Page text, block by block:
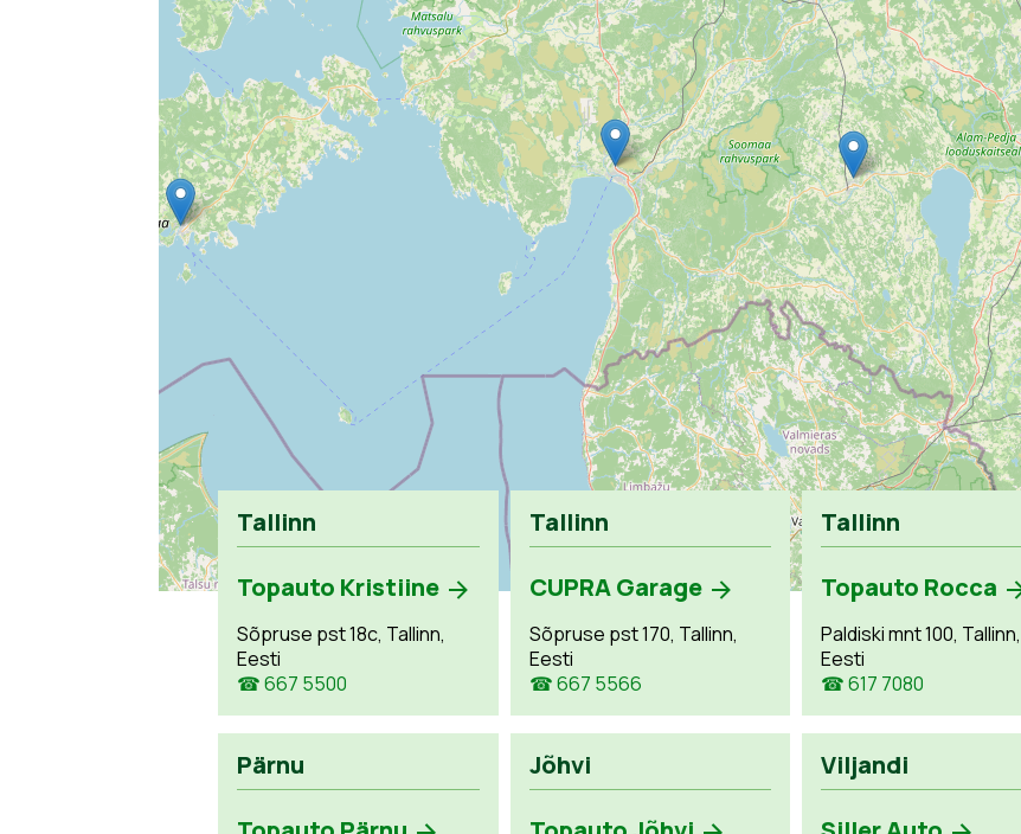
Tallinn
Topauto Kristiine
Sõpruse pst 18c, Tallinn,
Eesti
☎ 667 5500
Tallinn
CUPRA Garage
Sõpruse pst 170, Tallinn,
Eesti
☎ 667 5566
Tallinn
Topauto Rocca
Paldiski mnt 100, Tallinn,
Eesti
☎ 617 7080
Pärnu Jõhvi Viljandi